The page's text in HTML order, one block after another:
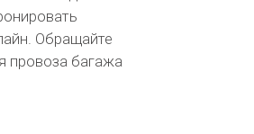
Обращайте
провоза багажа